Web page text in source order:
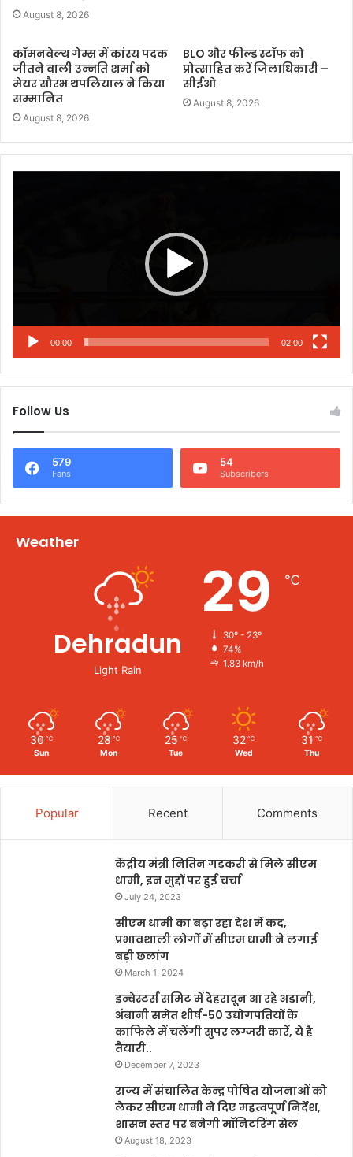
August 8, 2026
कॉमनवेल्थ गेम्स में कांस्य पदक
जीतने वाली उन्नति शर्मा को
मेयर सौरभ थपलियाल ने किया
सम्मानित
August 8, 2026
BLO और फील्ड स्टॉफ को
प्रोत्साहित करें जिलाधिकारी –
सीईओ
August 8, 2026
00:00 02:00
Follow Us
579
Fans
54
Subscribers
Weather
Dehradun
Light Rain
29 ℃
30º - 23º
74%
1.83 km/h
30 ℃
Sun
28 ℃
Mon
25 ℃
Tue
32 ℃
Wed
31 ℃
Thu
Popular Recent Comments
केंद्रीय मंत्री नितिन गडकरी से मिले सीएम
धामी, इन मुद्दों पर हुई चर्चा
July 24, 2023
सीएम धामी का बढ़ा रहा देश में कद,
प्रभावशाली लोगों में सीएम धामी ने लगाई
बड़ी छलांग
March 1, 2024
इन्वेस्टर्स समिट में देहरादून आ रहे अडानी,
अंबानी समेत शीर्ष-50 उद्योगपतियों के
काफिले में चलेंगी सुपर लग्जरी कारें, ये है
तैयारी..
December 7, 2023
राज्य में संचालित केन्द्र पोषित योजनाओं को
लेकर सीएम धामी ने दिए महत्वपूर्ण निर्देश,
शासन स्तर पर बनेगी मॉनिटरिंग सेल
August 18, 2023